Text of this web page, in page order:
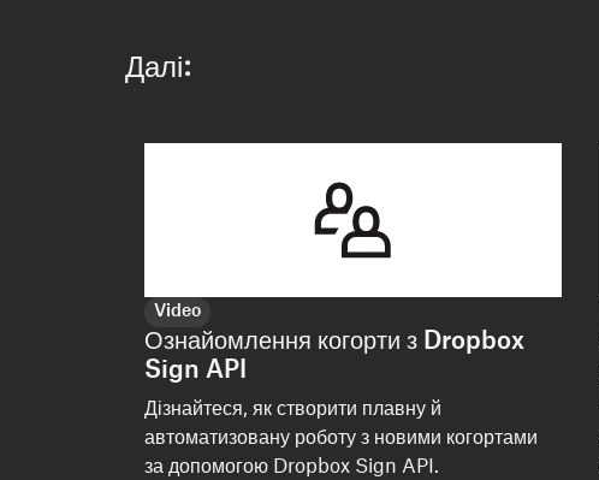
Далі:
Video
Ознайомлення когорти з Dropbox
Sign API
Дізнайтеся, як створити плавну й
автоматизовану роботу з новими когортами
за допомогою Dropbox Sign API.